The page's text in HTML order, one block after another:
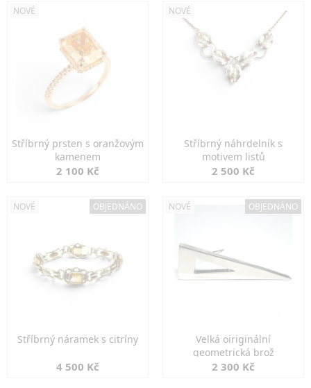
NOVÉ
Stříbrný prsten s oranžovým
kamenem
2 100 Kč
NOVÉ
Stříbrný náhrdelník s
motivem listů
2 500 Kč
NOVÉ OBJEDNÁNO
Stříbrný náramek s citríny
4 500 Kč
NOVÉ OBJEDNÁNO
Velká oiriginální
geometrická brož
2 300 Kč